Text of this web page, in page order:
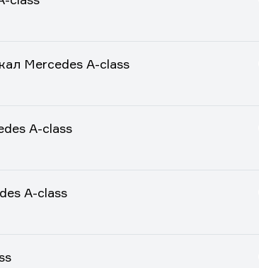
Mercedes A-class
A-class
A-class